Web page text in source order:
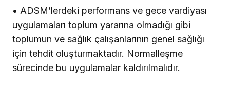
• ADSM’lerdeki performans ve gece vardiyası
uygulamaları toplum yararına olmadığı gibi
toplumun ve sağlık çalışanlarının genel sağlığı
için tehdit oluşturmaktadır. Normalleşme
sürecinde bu uygulamalar kaldırılmalıdır.